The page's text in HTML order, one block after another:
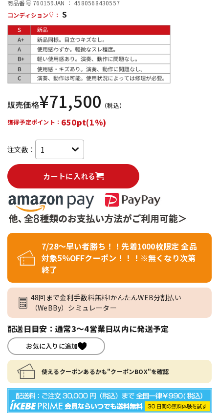
中古
商品番号 760159JAN ： 4580568430557
コンディション
： S
販売価格¥71,500 （税込）
獲得予定ポイント： 650pt(1%)
注文数：
カートに入れる
7/28～早い者勝ち！！先着1000枚限定 全品
対象5％OFFクーポン！！！※無くなり次第
終了
48回まで金利手数料無料!かんたんWEB分割払い
（WeBBy）シミュレーター
配送日目安：通常3～4営業日以内に発送予定
お気に入りに追加
使えるクーポンあるかも"クーポンBOX"を確認